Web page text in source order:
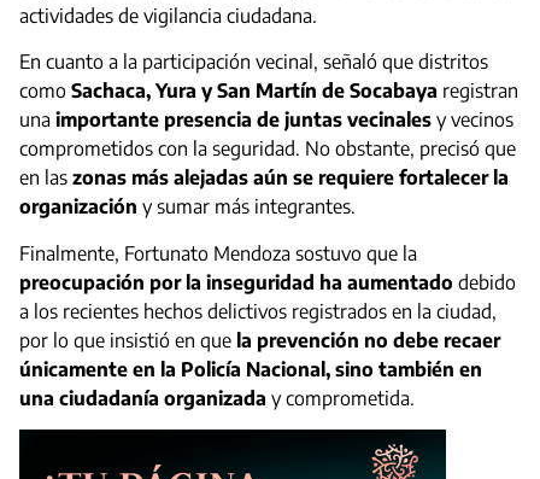
actividades de vigilancia ciudadana.
En cuanto a la participación vecinal, señaló que distritos
como Sachaca, Yura y San Martín de Socabaya registran
una importante presencia de juntas vecinales y vecinos
comprometidos con la seguridad. No obstante, precisó que
en las zonas más alejadas aún se requiere fortalecer la
organización y sumar más integrantes.
Finalmente, Fortunato Mendoza sostuvo que la
preocupación por la inseguridad ha aumentado debido
a los recientes hechos delictivos registrados en la ciudad,
por lo que insistió en que la prevención no debe recaer
únicamente en la Policía Nacional, sino también en
una ciudadanía organizada y comprometida.